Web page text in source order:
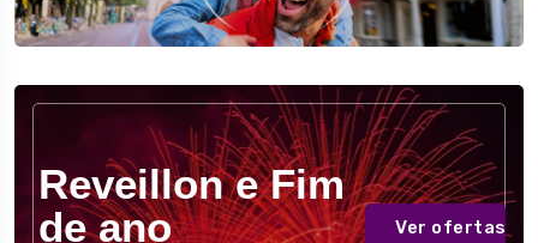
Reveillon e Fim
de ano
Ver ofertas